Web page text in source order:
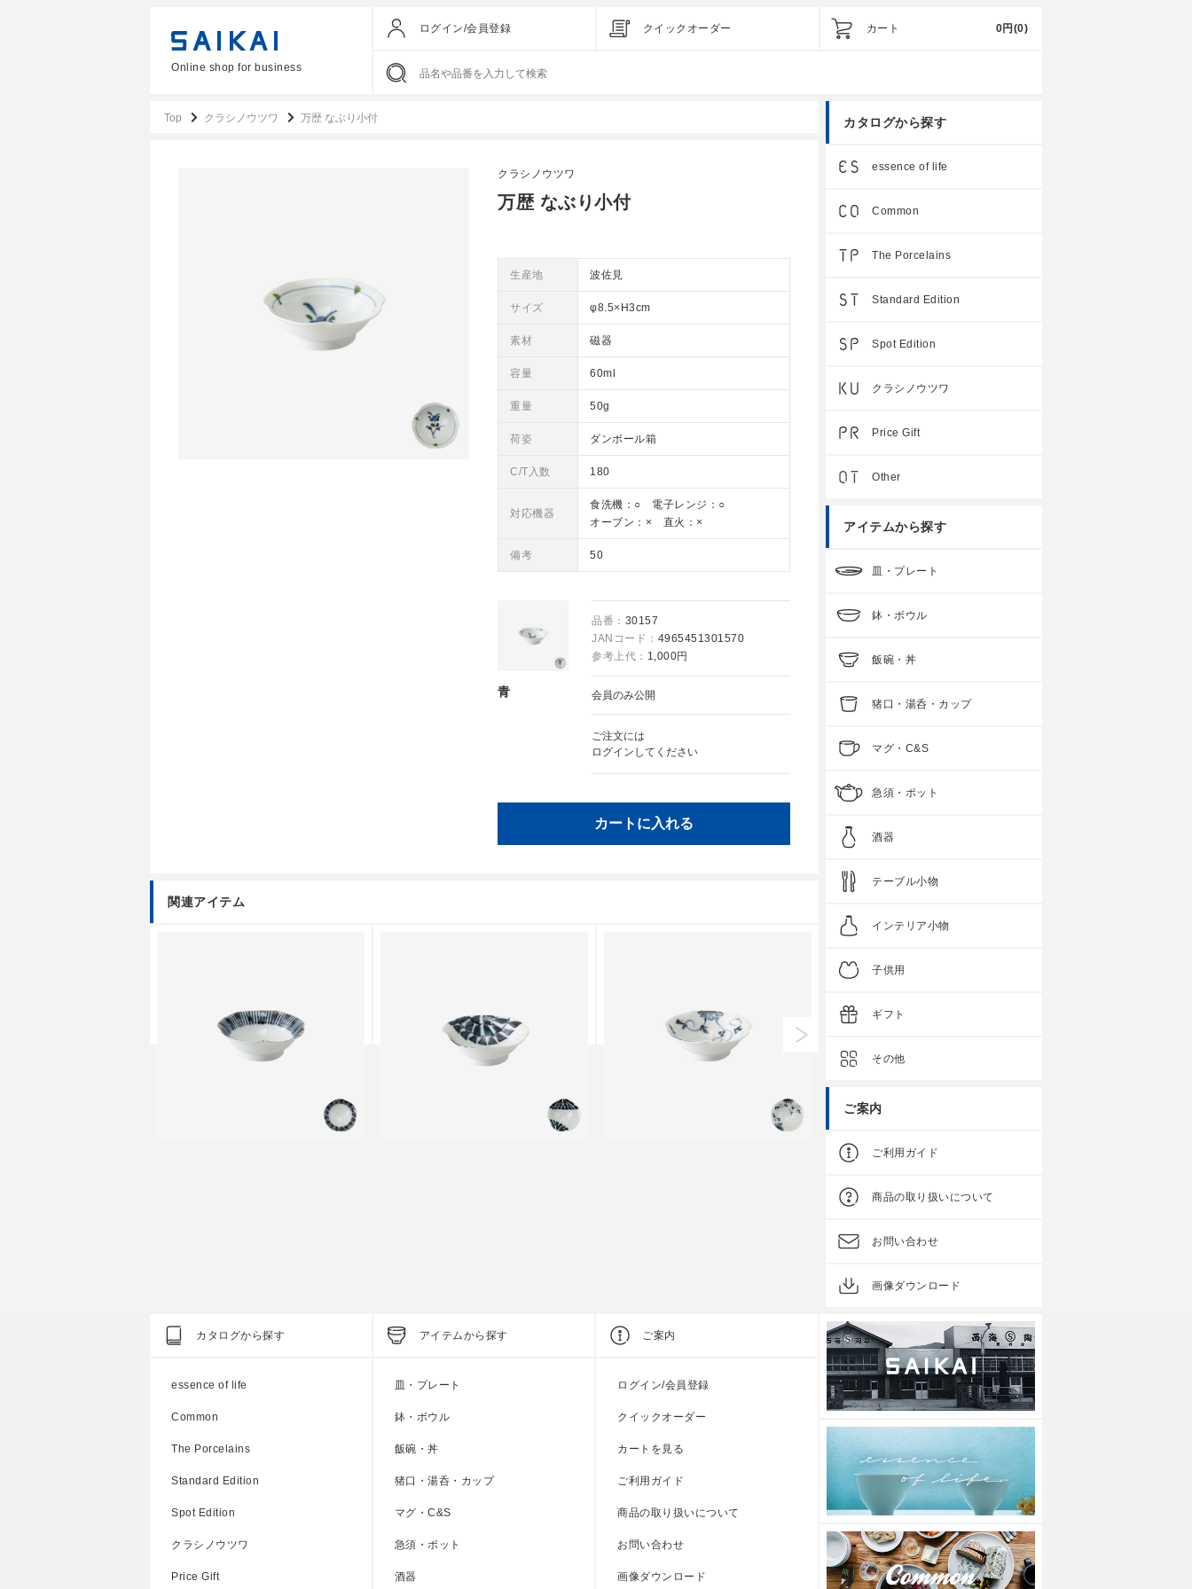
Online shop for business
ログイン/会員登録 クイックオーダー カート 0円 (0)
Top クラシノウツワ 万歴 なぶり小付
万歴 なぶり小付
クラシノウツワ
生産地 波佐見
サイズ φ8.5×H3cm
素材 磁器
容量 60ml
重量 50g
荷姿 ダンボール箱
C/T入数 180
対応機器
食洗機：○ 電子レンジ：○
オーブン：× 直火：×
備考 50
青
品番： 30157
JANコード： 4965451301570
参考上代： 1,000円
会員のみ公開
ご注文には
ログイン してください
カートに入れる
関連アイテム
クラシノウツワ
参考上代
カタログから探す
essence of life
Common
The Porcelains
Standard Edition
Spot Edition
クラシノウツワ
Price Gift
Other
アイテムから探す
皿・プレート
鉢・ボウル
飯碗・丼
猪口・湯呑・カップ
マグ・C&S
急須・ポット
酒器
テーブル小物
インテリア小物
子供用
ギフト
その他
ご案内
ご利用ガイド
商品の取り扱いについて
お問い合わせ
画像ダウンロード
カタログから探す
essence of life
Common
The Porcelains
Standard Edition
Spot Edition
クラシノウツワ
Price Gift
アイテムから探す
皿・プレート
鉢・ボウル
飯碗・丼
猪口・湯呑・カップ
マグ・C&S
急須・ポット
酒器
ご案内
ログイン/会員登録
クイックオーダー
カートを見る
ご利用ガイド
商品の取り扱いについて
お問い合わせ
画像ダウンロード